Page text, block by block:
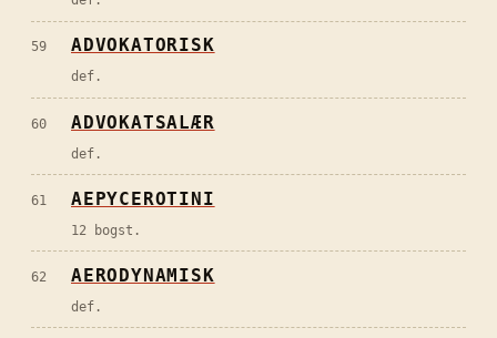
59 ADVOKATORISK
def.
60 ADVOKATSALÆR
def.
61 AEPYCEROTINI
12 bogst.
62 AERODYNAMISK
def.